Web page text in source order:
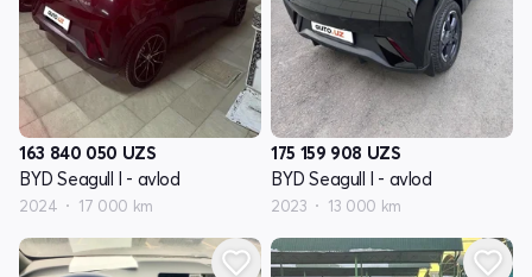
163 840 050 UZS
BYD Seagull I - avlod
2024 17 000 km
175 159 908 UZS
BYD Seagull I - avlod
2023 13 000 km